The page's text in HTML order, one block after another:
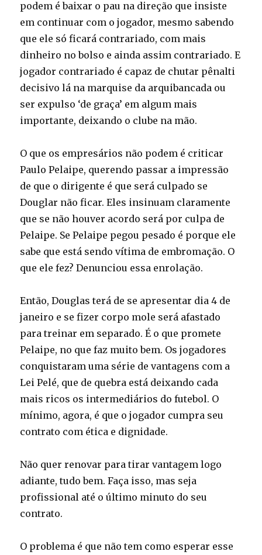
podem é baixar o pau na direção que insiste
em continuar com o jogador, mesmo sabendo
que ele só ficará contrariado, com mais
dinheiro no bolso e ainda assim contrariado. E
jogador contrariado é capaz de chutar pênalti
decisivo lá na marquise da arquibancada ou
ser expulso ‘de graça’ em algum mais
importante, deixando o clube na mão.
O que os empresários não podem é criticar
Paulo Pelaipe, querendo passar a impressão
de que o dirigente é que será culpado se
Douglar não ficar. Eles insinuam claramente
que se não houver acordo será por culpa de
Pelaipe. Se Pelaipe pegou pesado é porque ele
sabe que está sendo vítima de embromação. O
que ele fez? Denunciou essa enrolação.
Então, Douglas terá de se apresentar dia 4 de
janeiro e se fizer corpo mole será afastado
para treinar em separado. É o que promete
Pelaipe, no que faz muito bem. Os jogadores
conquistaram uma série de vantagens com a
Lei Pelé, que de quebra está deixando cada
mais ricos os intermediários do futebol. O
mínimo, agora, é que o jogador cumpra seu
contrato com ética e dignidade.
Não quer renovar para tirar vantagem logo
adiante, tudo bem. Faça isso, mas seja
profissional até o último minuto do seu
contrato.
O problema é que não tem como esperar esse